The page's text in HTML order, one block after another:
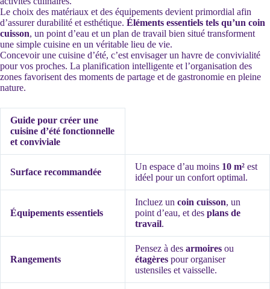
Le choix des matériaux et des équipements devient primordial afin
d’assurer durabilité et esthétique. Éléments essentiels tels qu’un coin
cuisson, un point d’eau et un plan de travail bien situé transforment
une simple cuisine en un véritable lieu de vie.
Concevoir une cuisine d’été, c’est envisager un havre de convivialité
pour vos proches. La planification intelligente et l’organisation des
zones favorisent des moments de partage et de gastronomie en pleine
nature.
Guide pour créer une
cuisine d’été fonctionnelle
et conviviale
Surface recommandée
Un espace d’au moins 10 m² est
idéel pour un confort optimal.
Équipements essentiels
Incluez un coin cuisson, un
point d’eau, et des plans de
travail.
Rangements
Pensez à des armoires ou
étagères pour organiser
ustensiles et vaisselle.